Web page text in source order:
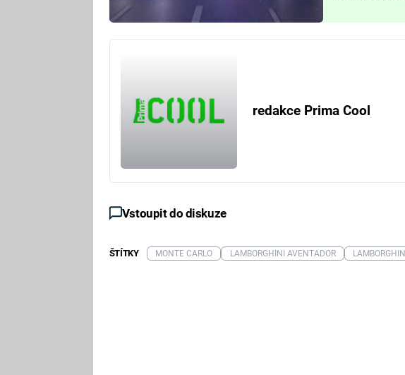
redakce Prima Cool
Vstoupit do diskuze
ŠTÍTKY MONTE CARLO LAMBORGHINI AVENTADOR LAMBORGHINI